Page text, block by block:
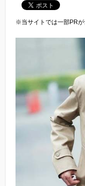
※当サイトでは一部PRが